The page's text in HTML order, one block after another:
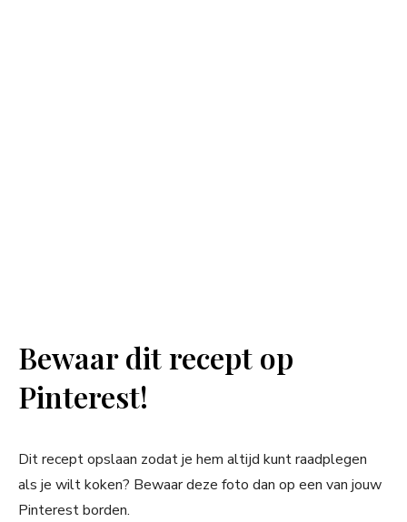
Bewaar dit recept op
Pinterest!
Dit recept opslaan zodat je hem altijd kunt raadplegen
als je wilt koken? Bewaar deze foto dan op een van jouw
Pinterest borden.